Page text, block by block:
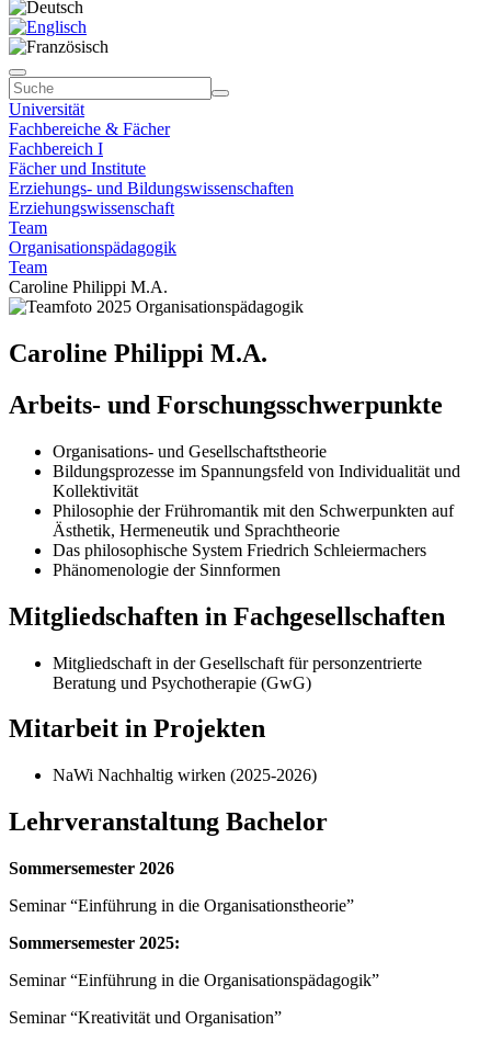
Universität
Fachbereiche & Fächer
Fachbereich I
Fächer und Institute
Erziehungs- und Bildungswissenschaften
Erziehungswissenschaft
Team
Organisationspädagogik
Team
Caroline Philippi M.A.
Caroline Philippi M.A.
Arbeits- und Forschungsschwerpunkte
Organisations- und Gesellschaftstheorie
Bildungsprozesse im Spannungsfeld von Individualität und
Kollektivität
Philosophie der Frühromantik mit den Schwerpunkten auf
Ästhetik, Hermeneutik und Sprachtheorie
Das philosophische System Friedrich Schleiermachers
Phänomenologie der Sinnformen
Mitgliedschaften in Fachgesellschaften
Mitgliedschaft in der Gesellschaft für personzentrierte
Beratung und Psychotherapie (GwG)
Mitarbeit in Projekten
NaWi Nachhaltig wirken (2025-2026)
Lehrveranstaltung Bachelor
Sommersemester 2026
Seminar “Einführung in die Organisationstheorie”
Sommersemester 2025:
Seminar “Einführung in die Organisationspädagogik”
Seminar “Kreativität und Organisation”